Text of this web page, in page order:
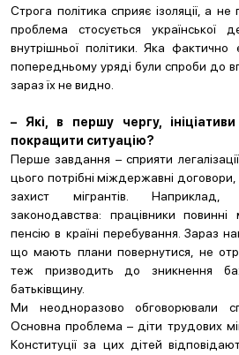
Строга політика сприяє ізоляції, а
проблема стосується української
внутрішньої політики. Яка
попередньому уряді були спроби до
зараз їх не видно.
– Які, в першу чергу,
покращити ситуацію?
Перше завдання – сприяти
цього потрібні міждержавні договори,
захист мігрантів. Наприклад,
законодавства: працівники
пенсію в країні перебування. Зараз
що мають плани повернутися, не
теж призводить до зникнення
батьківщину.
Ми неодноразово обговорювали
Основна проблема – діти трудових
Конституції за цих дітей